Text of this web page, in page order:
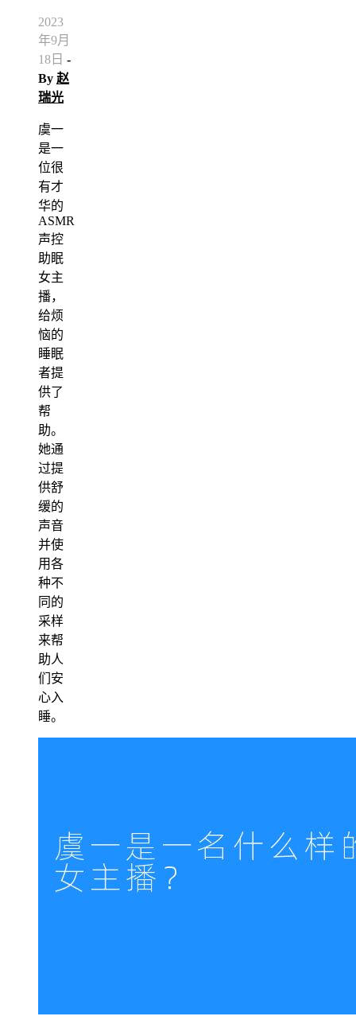
2023
年9月
18日 -
By 赵
瑞光
虞一
是一
位很
有才
华的
ASMR
声控
助眠
女主
播，
给烦
恼的
睡眠
者提
供了
帮
助。
她通
过提
供舒
缓的
声音
并使
用各
种不
同的
采样
来帮
助人
们安
心入
睡。